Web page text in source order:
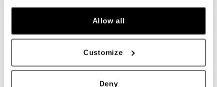
Allow all
Customize
Deny
Všetky Česko Slovensko
ALO diamonds Hilton, Košice
tel.: +421 911 854 322, +421 917 869 485
otvorené v Pondelok od 09:00